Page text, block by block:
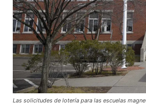
Las solicitudes de lotería para las escuelas